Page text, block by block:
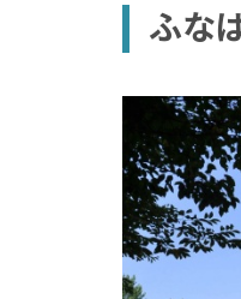
ふな